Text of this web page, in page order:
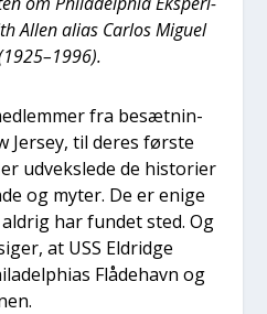
Allen ali­as Car­los Migu­el
fra besæt­nin­
Jer­sey, til deres før­ste
udveks­le­de de histo­ri­er
og myter. De er eni­ge
har fun­det sted. Og
at USS Eldrid­ge
Flå­de­havn og